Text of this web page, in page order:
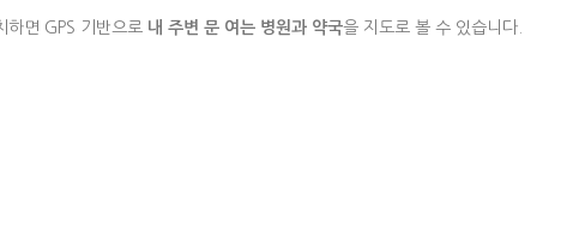
하면 GPS 기반으로 내 주변 문 여는 병원과 약국을 지도로 볼 수 있습니다.